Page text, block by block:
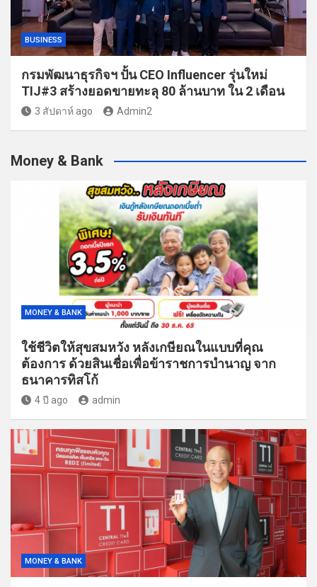
BUSINESS
กรมพัฒนาธุรกิจฯ ปั้น CEO Influencer รุ่นใหม่
TIJ#3 สร้างยอดขายทะลุ 80 ล้านบาท ใน 2 เดือน
3 สัปดาห์ ago Admin2
Money & Bank
MONEY & BANK
ใช้ชีวิตให้สุขสมหวัง หลังเกษียณในแบบที่คุณ
ต้องการ ด้วยสินเชื่อเพื่อข้าราชการบำนาญ จาก
ธนาคารทิสโก้
4 ปี ago admin
MONEY & BANK